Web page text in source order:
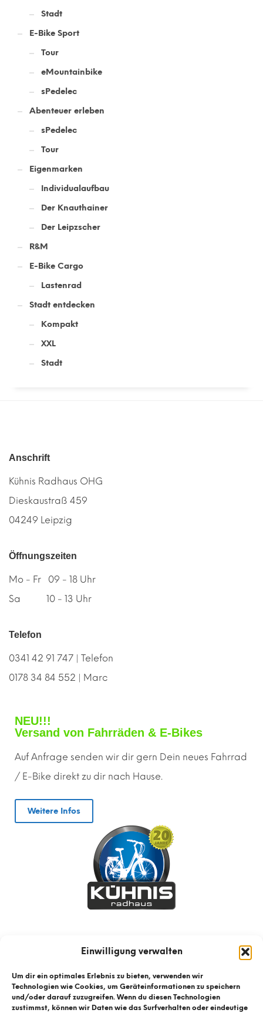
Einwilligung verwalten
Um dir ein optimales Erlebnis zu bieten, verwenden wir
Technologien wie Cookies, um Geräteinformationen zu speichern
und/oder darauf zuzugreifen. Wenn du diesen Technologien
zustimmst, können wir Daten wie das Surfverhalten oder eindeutige
Stadt
E-Bike Sport
Tour
eMountainbike
sPedelec
Abenteuer erleben
sPedelec
Tour
Eigenmarken
Individualaufbau
Der Knauthainer
Der Leipzscher
R&M
E-Bike Cargo
Lastenrad
Stadt entdecken
Kompakt
XXL
Stadt
Anschrift
Kühnis Radhaus OHG
Dieskaustraß 459
04249 Leipzig
Öffnungszeiten
Mo - Fr 09 - 18 Uhr
Sa 10 - 13 Uhr
Telefon
0341 42 91 747 | Telefon
0178 34 84 552 | Marc
NEU!!!
Versand von Fahrräden & E-Bikes
Auf Anfrage senden wir dir gern Dein neues Fahrrad
/ E-Bike direkt zu dir nach Hause.
Weitere Infos